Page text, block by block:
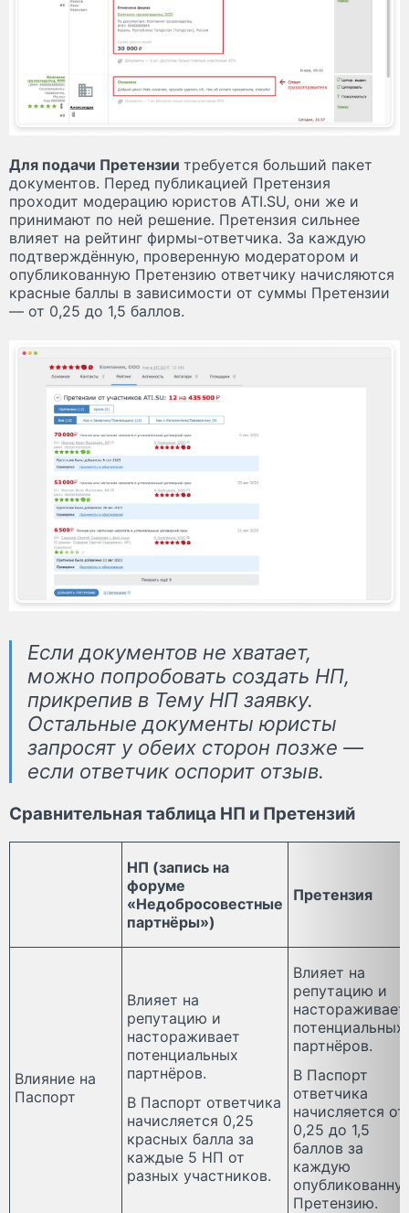
Для подачи Претензии требуется больший пакет
документов. Перед публикацией Претензия
проходит модерацию юристов ATI.SU, они же и
принимают по ней решение. Претензия сильнее
влияет на рейтинг фирмы-ответчика. За каждую
подтверждённую, проверенную модератором и
опубликованную Претензию ответчику начисляются
красные баллы в зависимости от суммы Претензии
— от 0,25 до 1,5 баллов.
Если документов не хватает,
можно попробовать создать НП,
прикрепив в Тему НП заявку.
Остальные документы юристы
запросят у обеих сторон позже —
если ответчик оспорит отзыв.
Сравнительная таблица НП и Претензий
НП (запись на
форуме
«Недобросовестные
партнёры»)
Претензия
Влияние на
Паспорт
Влияет на
репутацию и
настораживает
потенциальных
партнёров.
В Паспорт ответчика
начисляется 0,25
красных балла за
каждые 5 НП от
разных участников.
Влияет на
репутацию и
настораживает
потенциальных
партнёров.
В Паспорт
ответчика
начисляется от
0,25 до 1,5
баллов за
каждую
Претензию.